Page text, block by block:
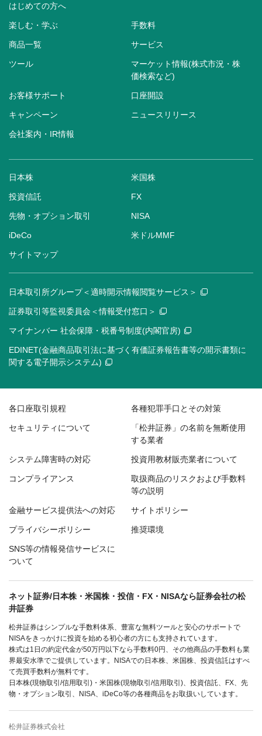
はじめての方へ
楽しむ・学ぶ 手数料
商品一覧 サービス
ツール
マーケット情報(株式市況・株
価検索など)
お客様サポート 口座開設
キャンペーン ニュースリリース
会社案内・IR情報
日本株 米国株
投資信託 FX
先物・オプション取引 NISA
iDeCo 米ドルMMF
サイトマップ
日本取引所グループ＜適時開示情報閲覧サービス＞
証券取引等監視委員会＜情報受付窓口＞
マイナンバー 社会保障・税番号制度(内閣官房)
EDINET(金融商品取引法に基づく有価証券報告書等の開示書類に
関する電子開示システム)
各口座取引規程 各種犯罪手口とその対策
セキュリティについて
「松井証券」の名前を無断使用
する業者
システム障害時の対応 投資用教材販売業者について
コンプライアンス
取扱商品のリスクおよび手数料
等の説明
金融サービス提供法への対応 サイトポリシー
プライバシーポリシー 推奨環境
SNS等の情報発信サービスに
ついて
ネット証券/日本株・米国株・投信・FX・NISAなら証券会社の松
井証券
松井証券はシンプルな手数料体系、豊富な無料ツールと安心のサポートで
NISAをきっかけに投資を始める初心者の方にも支持されています。
株式は1日の約定代金が50万円以下なら手数料0円、その他商品の手数料も業
界最安水準でご提供しています。NISAでの日本株、米国株、投資信託はすべ
て売買手数料が無料です。
日本株(現物取引/信用取引)・米国株(現物取引/信用取引)、投資信託、FX、先
物・オプション取引、NISA、iDeCo等の各種商品をお取扱いしています。
松井証券株式会社